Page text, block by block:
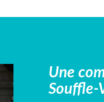
Une
Souffle-